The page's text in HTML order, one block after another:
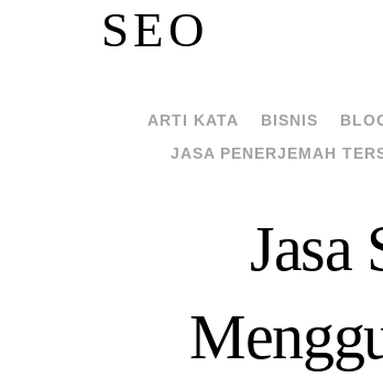
SEO
ARTI KATA BISNIS
JASA PENERJEMAH
Jasa